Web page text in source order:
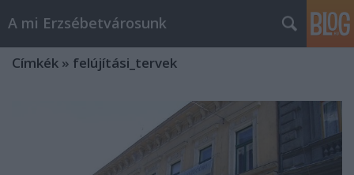
A mi Erzsébetvárosunk
Címkék » felújítási_tervek